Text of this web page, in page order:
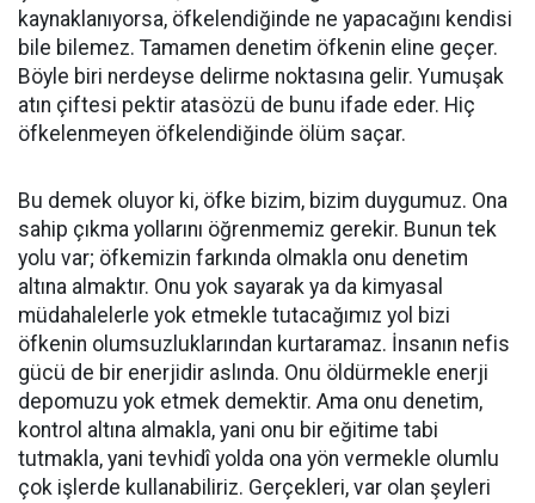
kaynaklanıyorsa, öfkelendiğinde ne yapacağını kendisi
bile bilemez. Tamamen denetim öfkenin eline geçer.
Böyle biri nerdeyse delirme noktasına gelir. Yumuşak
atın çiftesi pektir atasözü de bunu ifade eder. Hiç
öfkelenmeyen öfkelendiğinde ölüm saçar.
Bu demek oluyor ki, öfke bizim, bizim duygumuz. Ona
sahip çıkma yollarını öğrenmemiz gerekir. Bunun tek
yolu var; öfkemizin farkında olmakla onu denetim
altına almaktır. Onu yok sayarak ya da kimyasal
müdahalelerle yok etmekle tutacağımız yol bizi
öfkenin olumsuzluklarından kurtaramaz. İnsanın nefis
gücü de bir enerjidir aslında. Onu öldürmekle enerji
depomuzu yok etmek demektir. Ama onu denetim,
kontrol altına almakla, yani onu bir eğitime tabi
tutmakla, yani tevhidî yolda ona yön vermekle olumlu
çok işlerde kullanabiliriz. Gerçekleri, var olan şeyleri